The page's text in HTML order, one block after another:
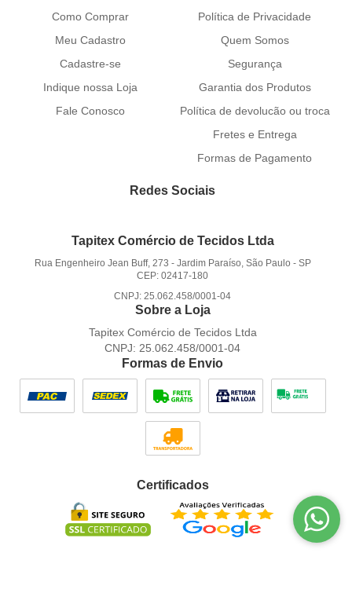
Como Comprar
Meu Cadastro
Cadastre-se
Indique nossa Loja
Fale Conosco
Política de Privacidade
Quem Somos
Segurança
Garantia dos Produtos
Política de devolucão ou troca
Fretes e Entrega
Formas de Pagamento
Redes Sociais
Tapitex Comércio de Tecidos Ltda
Rua Engenheiro Jean Buff, 273 - Jardim Paraíso, São Paulo - SP
CEP: 02417-180
CNPJ: 25.062.458/0001-04
Sobre a Loja
Tapitex Comércio de Tecidos Ltda
CNPJ: 25.062.458/0001-04
Formas de Envio
Certificados